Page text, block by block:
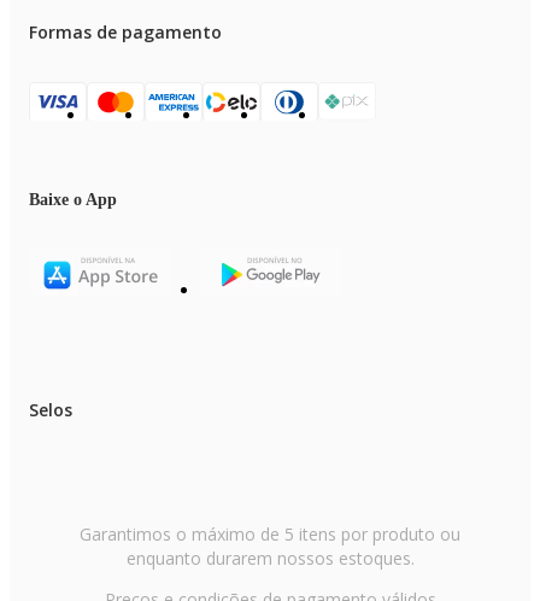
Formas de pagamento
Baixe o App
Selos
Garantimos o máximo de 5 itens por produto ou
enquanto durarem nossos estoques.